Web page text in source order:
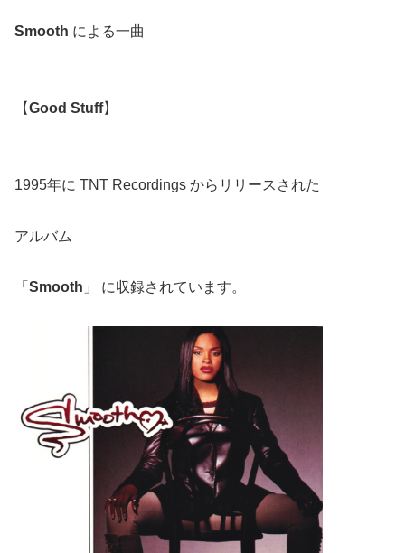
Smooth による一曲
【Good Stuff】
1995年に TNT Recordings からリリースされた
アルバム
「 Smooth 」 に収録されています。